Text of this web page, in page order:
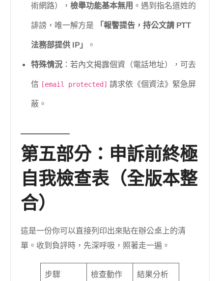
術網路），檢舉功能基本無用 。遇到指名道姓的
誹謗，唯一解方是
「報警提告，持公文請 PTT
法務部提供 IP」
。
特殊情況 ：若內文揭露個資（電話地址），可去
信 [email protected] 請求依《個資法》緊急屏
蔽。
第五部分：申訴前終極
自我檢查表（全版本整
合）
這是一份你可以直接列印出來貼在辦公桌上的清
單。收到負評時，先深呼吸，照著走一遍。
步驟 檢查動作
結果分析